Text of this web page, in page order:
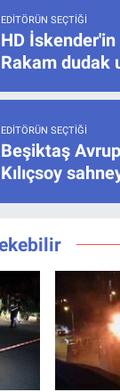
EDITÖRÜN SEÇTIĞI
HD
Rakam dudak
EDITÖRÜN SEÇTIĞI
Beşiktaş
Kılıçsoy